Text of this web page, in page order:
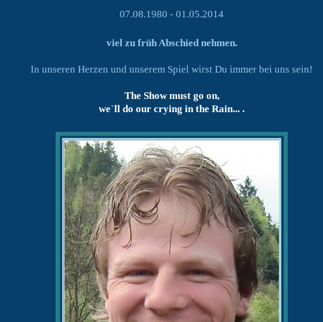
07.08.1980 - 01.05.2014
viel zu früh Abschied nehmen.
In unseren Herzen und unserem Spiel wirst Du immer bei uns sein!
The Show must go on,
we`ll do our crying in the Rain... .